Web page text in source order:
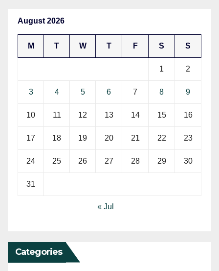
August 2026
M T W T F S S
1 2
3 4 5 6 7 8 9
10 11 12 13 14 15 16
17 18 19 20 21 22 23
24 25 26 27 28 29 30
31
« Jul
Categories